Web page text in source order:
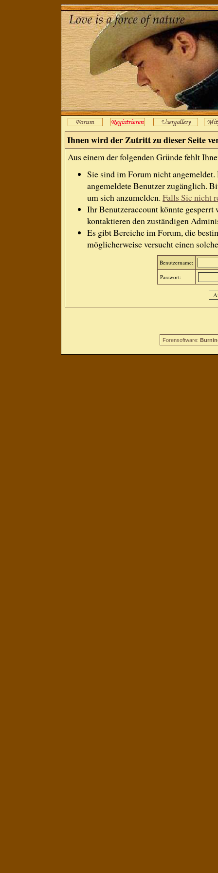
Ihnen wird der Zutritt zu dieser Seite
Aus einem der folgenden Gründe fehlt
Sie sind im Forum nicht
angemeldete Benutzer zugänglich.
um sich anzumelden. Falls Sie nicht
Ihr Benutzeraccount könnte gesperrt
kontaktieren den zuständigen
Es gibt Bereiche im Forum, die
möglicherweise versucht einen
Benutzername:
Passwort:
Forensoftware: